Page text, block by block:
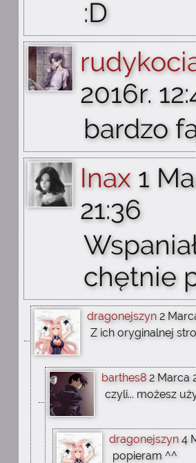
:D
2016r.
bardzo
Inax 1
21:36
chętnie
dragonejszyn 2
Z ich oryginalnej
barthes8 2 Marca
czyli... możesz
dragonejszyn 4
popieram ^^